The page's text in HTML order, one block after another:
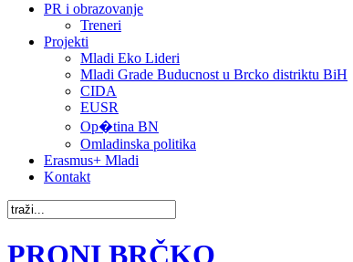
PR i obrazovanje
Treneri
Projekti
Mladi Eko Lideri
Mladi Grade Buducnost u Brcko distriktu BiH
CIDA
EUSR
Op�tina BN
Omladinska politika
Erasmus+ Mladi
Kontakt
PRONI BRČKO